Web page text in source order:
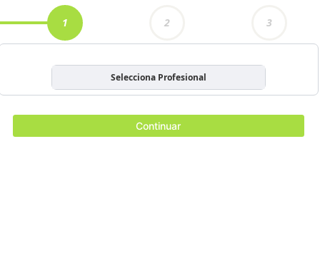
1 2 3
Selecciona Profesional
Continuar